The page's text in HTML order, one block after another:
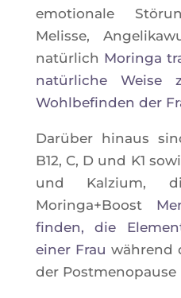
emo­tio­nale
Melisse,
natür­lich Morin­ga
natür­liche Weise
Wohl­be­fin­den der
Darü­ber hinaus
B12, C, D und K1
und Kal­zium,
Moringa+Boost
fin­den, die
einer Frau wäh­rend
der